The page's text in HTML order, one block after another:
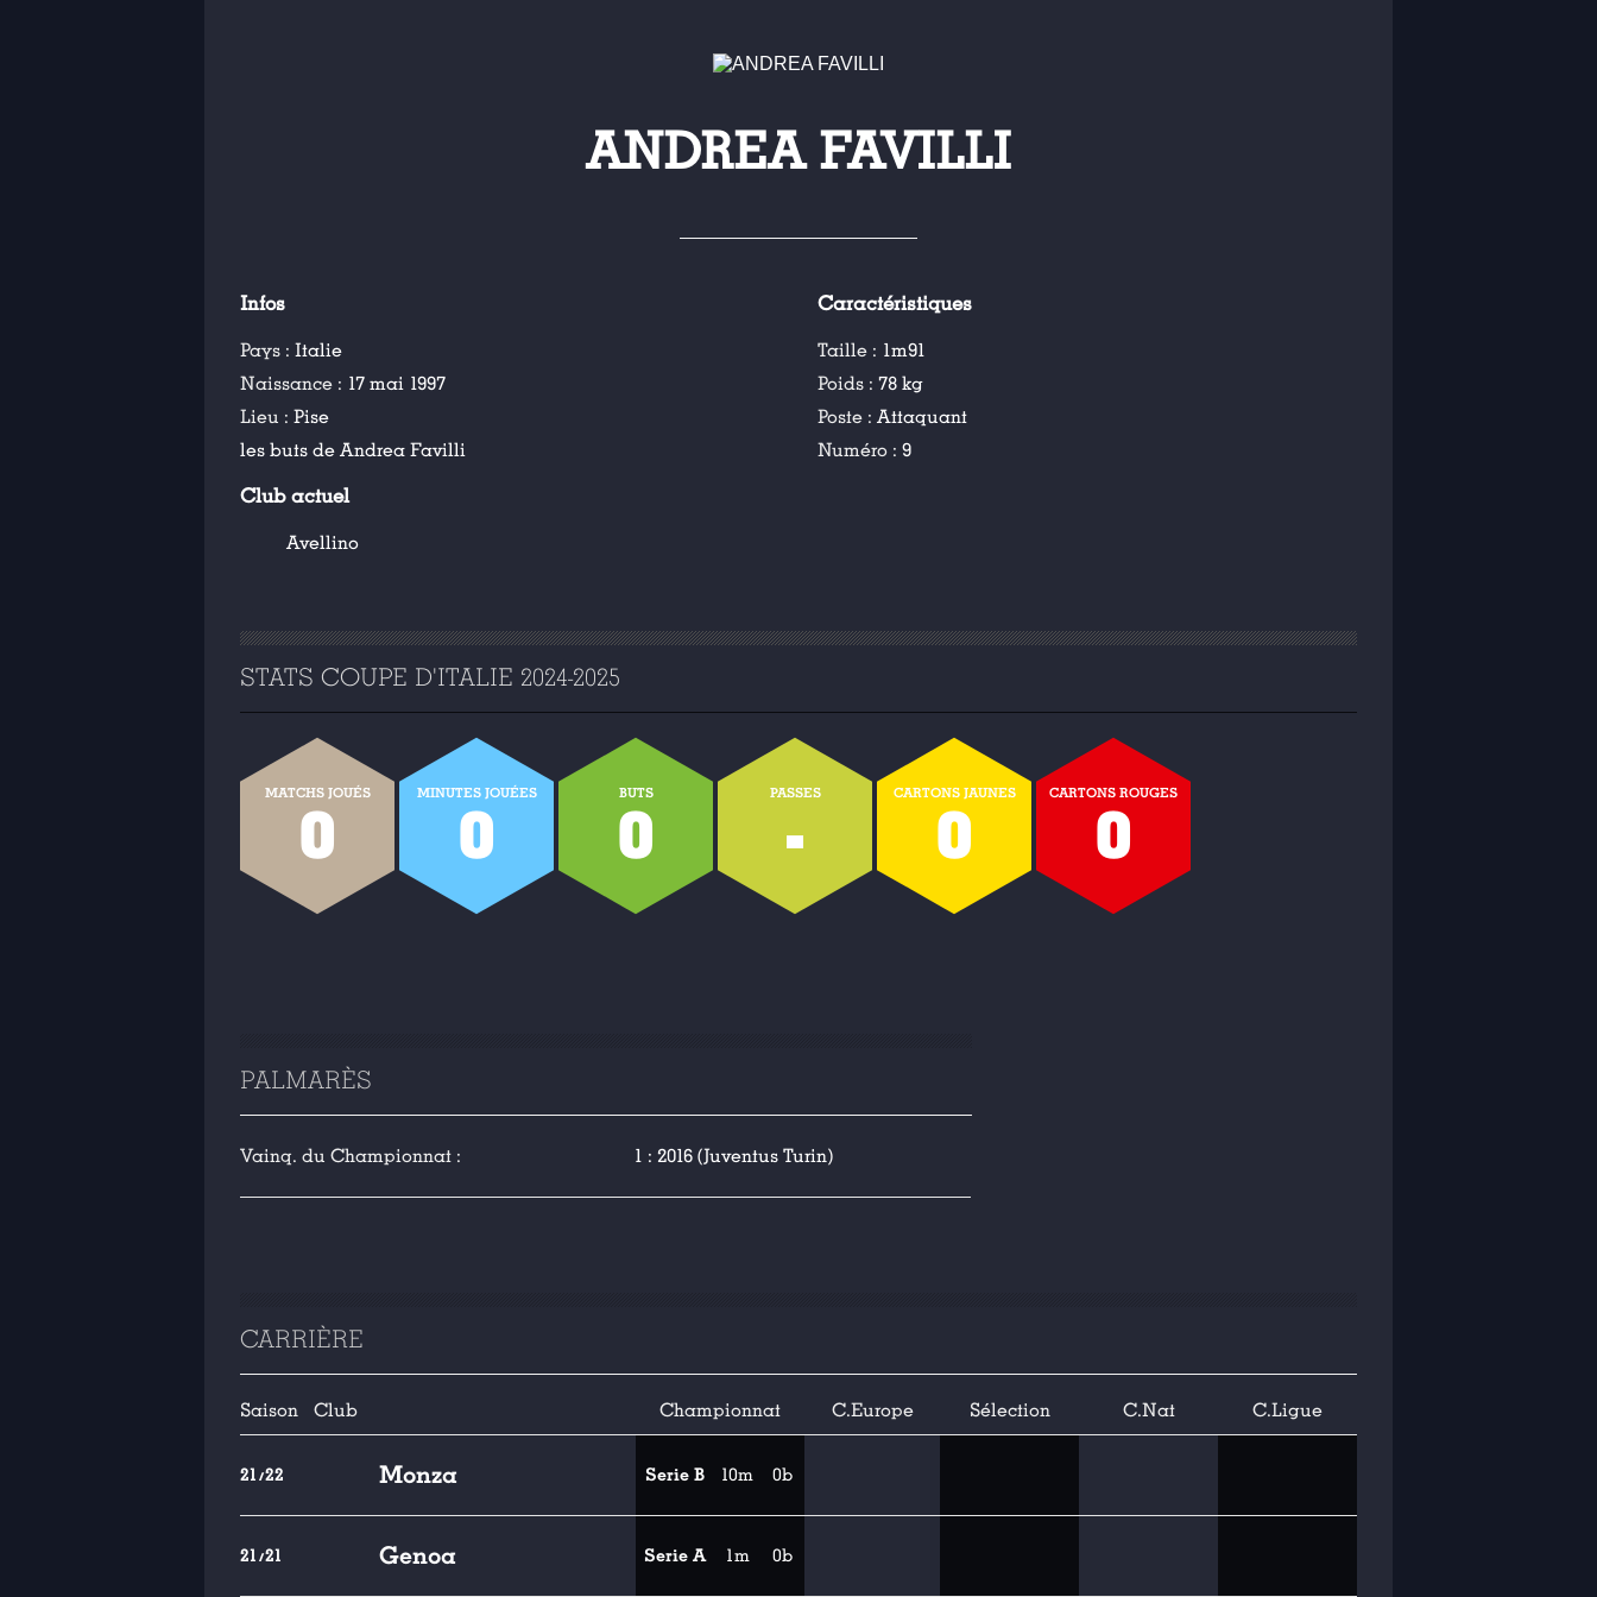
ANDREA FAVILLI
Infos
Pays : Italie
Naissance : 17 mai 1997
Lieu : Pise
les buts de Andrea Favilli
Caractéristiques
Taille : 1m91
Poids :78 kg
Poste :Attaquant
Numéro :9
Club actuel
Avellino
STATS COUPE D'ITALIE 2024-2025
MATCHS JOUÉS
0
MINUTES JOUÉES
0
BUTS
0
PASSES
-
CARTONS JAUNES
0
CARTONS ROUGES
0
PALMARÈS
Vainq. du Championnat : 1 : 2016 (Juventus Turin)
CARRIÈRE
Saison Club Championnat C.Europe Sélection C.Nat C.Ligue
21/22 Monza Serie B 10m 0b
21/21 Genoa Serie A 1m 0b